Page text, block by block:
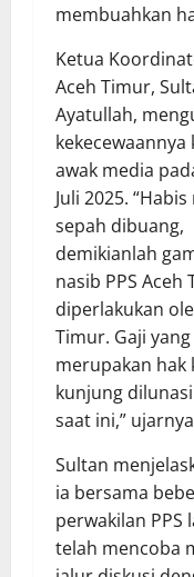
membuahkan
Ketua
Aceh Timur,
Ayatullah,
kekecewaannya
awak media
Juli 2025.
sepah dibuang,
demikianlah
nasib PPS Aceh
diperlakukan
Timur. Gaji yang
merupakan hak
kunjung
saat ini,”
Sultan
ia bersama
perwakilan PPS
telah mencoba